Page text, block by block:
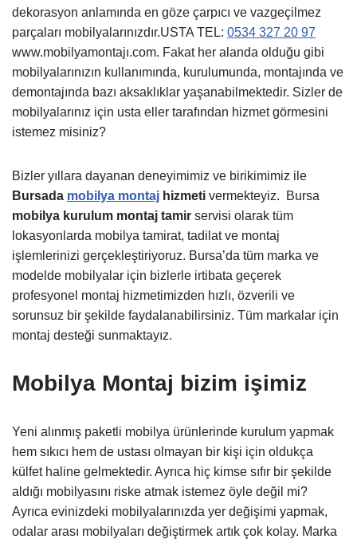
dekorasyon anlamında en göze çarpıcı ve vazgeçilmez
parçaları mobilyalarınızdır.USTA TEL: 0534 327 20 97
www.mobilyamontajı.com. Fakat her alanda olduğu gibi
mobilyalarınızın kullanımında, kurulumunda, montajında ve
demontajında bazı aksaklıklar yaşanabilmektedir. Sizler de
mobilyalarınız için usta eller tarafından hizmet görmesini
istemez misiniz?
Bizler yıllara dayanan deneyimimiz ve birikimimiz ile
Bursada mobilya montaj hizmeti vermekteyiz.
Bursa
mobilya kurulum montaj tamir servisi olarak tüm
lokasyonlarda mobilya tamirat, tadilat ve montaj
işlemlerinizi gerçekleştiriyoruz. Bursa’da tüm marka ve
modelde mobilyalar için bizlerle irtibata geçerek
profesyonel montaj hizmetimizden hızlı, özverili ve
sorunsuz bir şekilde faydalanabilirsiniz. Tüm markalar için
montaj desteği sunmaktayız.
Mobilya Montaj bizim işimiz
Yeni alınmış paketli mobilya ürünlerinde kurulum yapmak
hem sıkıcı hem de ustası olmayan bir kişi için oldukça
külfet haline gelmektedir. Ayrıca hiç kimse sıfır bir şekilde
aldığı mobilyasını riske atmak istemez öyle değil mi?
Ayrıca evinizdeki mobilyalarınızda yer değişimi yapmak,
odalar arası mobilyaları değiştirmek artık çok kolay. Marka